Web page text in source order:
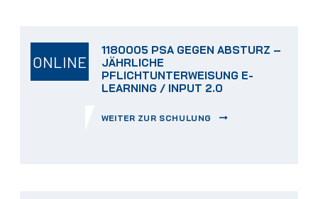
ONLINE
1180005 PSA GEGEN ABSTURZ –
JÄHRLICHE
PFLICHTUNTERWEISUNG E-
LEARNING / INPUT 2.0
WEITER ZUR SCHULUNG